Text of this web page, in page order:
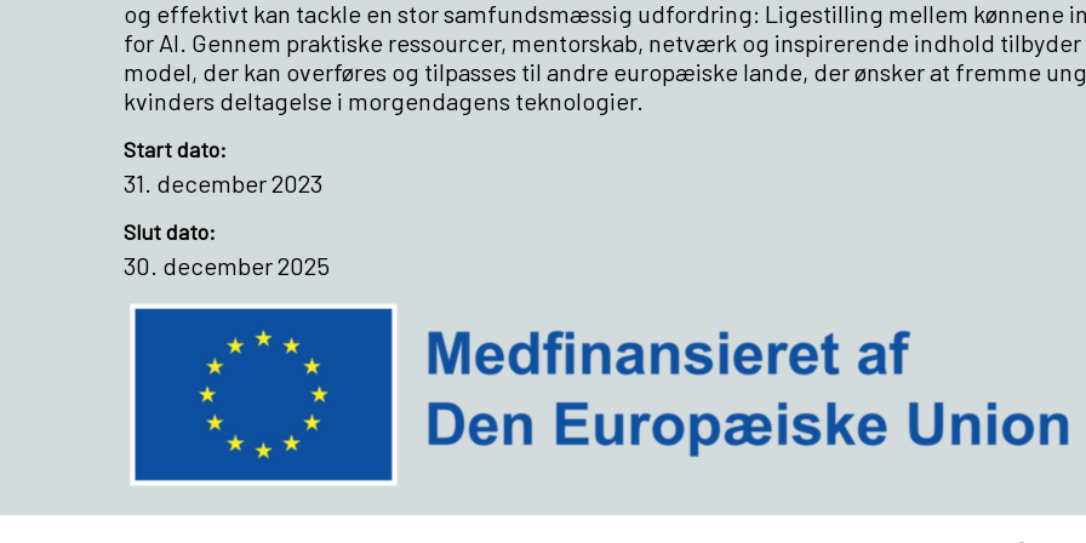
og effektivt kan tackle en stor samfundsmæssig udfordring: Ligestilling mellem kønnene
for AI. Gennem praktiske ressourcer, mentorskab, netværk og inspirerende indhold tilbyder
model, der kan overføres og tilpasses til andre europæiske lande, der ønsker at fremme
kvinders deltagelse i morgendagens teknologier.
Start dato:
31. december 2023
Slut dato:
30. december 2025